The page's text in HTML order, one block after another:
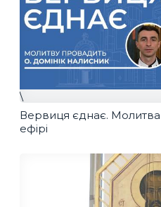
\
Вервиця єднає.
ефірі